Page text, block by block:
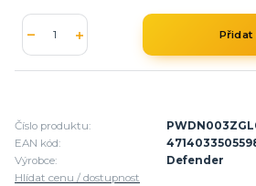
Přidat
Číslo produktu:
EAN kód:
Výrobce:
Defender
Hlídat cenu / dostupnost